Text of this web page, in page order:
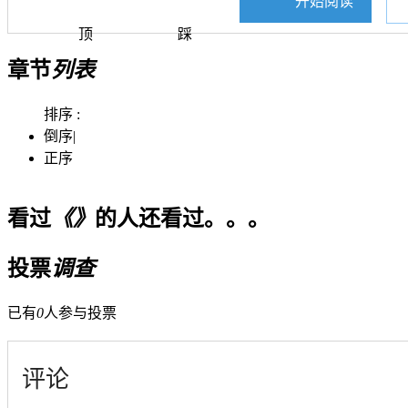
顶 踩
章节列表
排序 :
倒序|
正序
看过《》 的人还看过。。。
投票调查
已有0人参与投票
评论